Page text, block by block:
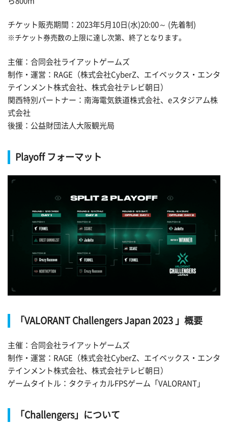
チケット販売期間：2023年5月10日(水)20:00～ (先着制)
※チケット券売数の上限に達し次第、終了となります。
主催：合同会社ライアットゲームズ
制作・運営：RAGE（株式会社CyberZ、エイベックス・エンタ
テインメント株式会社、株式会社テレビ朝日）
関西特別パートナー：南海電気鉄道株式会社、eスタジアム株
式会社
後援：公益財団法人大阪観光局
Playoff フォーマット
「VALORANT Challengers Japan 2023 」概要
主催：合同会社ライアットゲームズ
制作・運営：RAGE（株式会社CyberZ、エイベックス・エンタ
テインメント株式会社、株式会社テレビ朝日）
ゲームタイトル：タクティカルFPSゲーム「VALORANT」
「Challengers」について